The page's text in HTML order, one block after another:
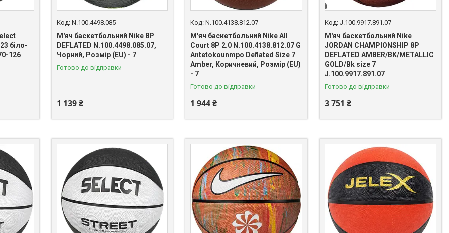
біло-
126
N.100.4498.085
М'яч баскетбольний Nike 8P
DEFLATED N.100.4498.085.07,
Чорний, Розмір (EU) - 7
Готово до відправки
1 139 ₴
N.100.4138.812.07
М'яч баскетбольний Nike All
Court 8P 2.0 N.100.4138.812.07 G
Antetokounmpo Deflated Size 7
Amber, Коричневий, Розмір (EU)
- 7
Готово до відправки
1 944 ₴
J.100.9917.891.07
М'яч баскетбольний Nike
JORDAN CHAMPIONSHIP 8P
DEFLATED AMBER/BK/METALLIC
GOLD/Bk size 7
J.100.9917.891.07
Готово до відправки
3 751 ₴